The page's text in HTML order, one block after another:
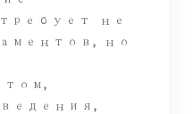
не
но